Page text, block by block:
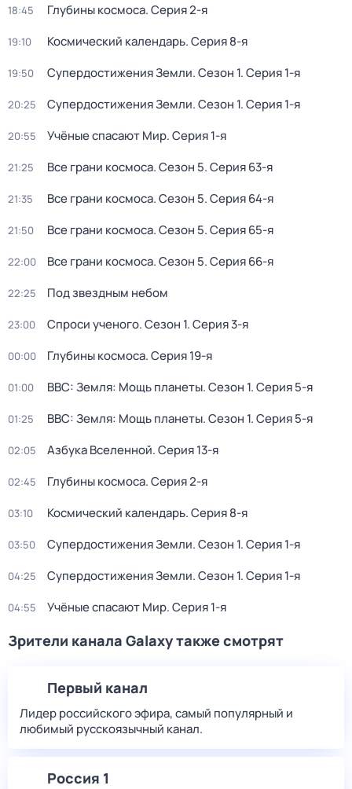
18:45 Глубины космоса. Серия 2-я
19:10 Космический календарь. Серия 8-я
19:50 Супердостижения Земли. Сезон 1. Серия 1-я
20:25 Супердостижения Земли. Сезон 1. Серия 1-я
20:55 Учёные спасают Мир. Серия 1-я
21:25 Все грани космоса. Сезон 5. Серия 63-я
21:35 Все грани космоса. Сезон 5. Серия 64-я
21:50 Все грани космоса. Сезон 5. Серия 65-я
22:00 Все грани космоса. Сезон 5. Серия 66-я
22:25 Под звездным небом
23:00 Спроси ученого. Сезон 1. Серия 3-я
00:00 Глубины космоса. Серия 19-я
01:00 BBC: Земля: Мощь планеты. Сезон 1. Серия 5-я
01:25 BBC: Земля: Мощь планеты. Сезон 1. Серия 5-я
02:05 Азбука Вселенной. Серия 13-я
02:45 Глубины космоса. Серия 2-я
03:10 Космический календарь. Серия 8-я
03:50 Супердостижения Земли. Сезон 1. Серия 1-я
04:25 Супердостижения Земли. Сезон 1. Серия 1-я
04:55 Учёные спасают Мир. Серия 1-я
Зрители канала Galaxy также смотрят
Первый канал
Лидер российского эфира, самый популярный и
любимый русскоязычный канал.
Россия 1